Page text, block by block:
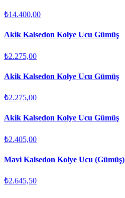
₺14.400,00
Akik Kalsedon Kolye Ucu Gümüş
₺2.275,00
Akik Kalsedon Kolye Ucu Gümüş
₺2.275,00
Akik Kalsedon Kolye Ucu Gümüş
₺2.405,00
Mavi Kalsedon Kolye Ucu (Gümüş)
₺2.645,50